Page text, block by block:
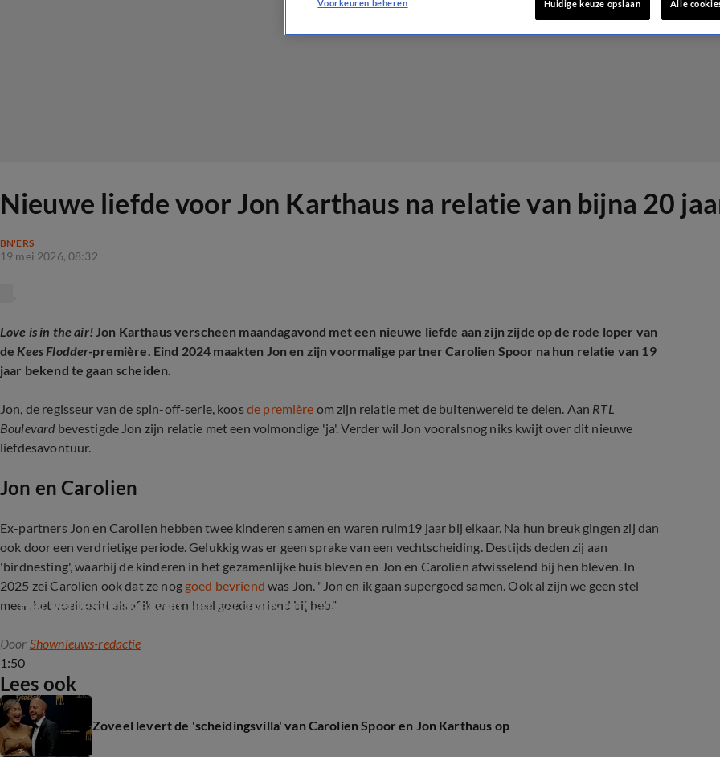
Nieuwe liefde voor Jon Karthaus na relatie van bijna 20
BN'ERS
19 mei 2026, 08:32
Love is in the air!Jon Karthaus verscheen maandagavond met een nieuwe liefde aan zijn zijde op de rode loper van
de Kees Flodder-première. Eind 2024 maakten Jon en zijn voormalige partner Carolien Spoor na hun relatie van 19
jaar bekend te gaan scheiden.
Jon, de regisseur van de spin-off-serie, koos de première om zijn relatie met de buitenwereld te delen. Aan RTL
Boulevard bevestigde Jon zijn relatie met een volmondige 'ja'. Verder wil Jon vooralsnog niks kwijt over dit nieuwe
liefdesavontuur.
Jon en Carolien
Ex-partners Jon en Carolien hebben twee kinderen samen en waren ruim19 jaar bij elkaar. Na hun breuk gingen zij dan
ook door een verdrietige periode. Gelukkig was er geen sprake van een vechtscheiding. Destijds deden zij aan
'birdnesting', waarbij de kinderen in het gezamenlijke huis bleven en Jon en Carolien afwisselend bij hen bleven. In
2025 zei Carolien ook dat ze noggoed bevriendwas Jon. "Jon en ik gaan supergoed samen. Ook al zijn we geen stel
meer, het voelt echt alsof ik er een heel goede vriend bij heb."
1:50
Door Shownieuws-redactie
Lees ook
Zoveel levert de 'scheidingsvilla' van Carolien Spoor en Jon Karthaus op
Voorkeuren beheren Huidige keuze opslaan Alle